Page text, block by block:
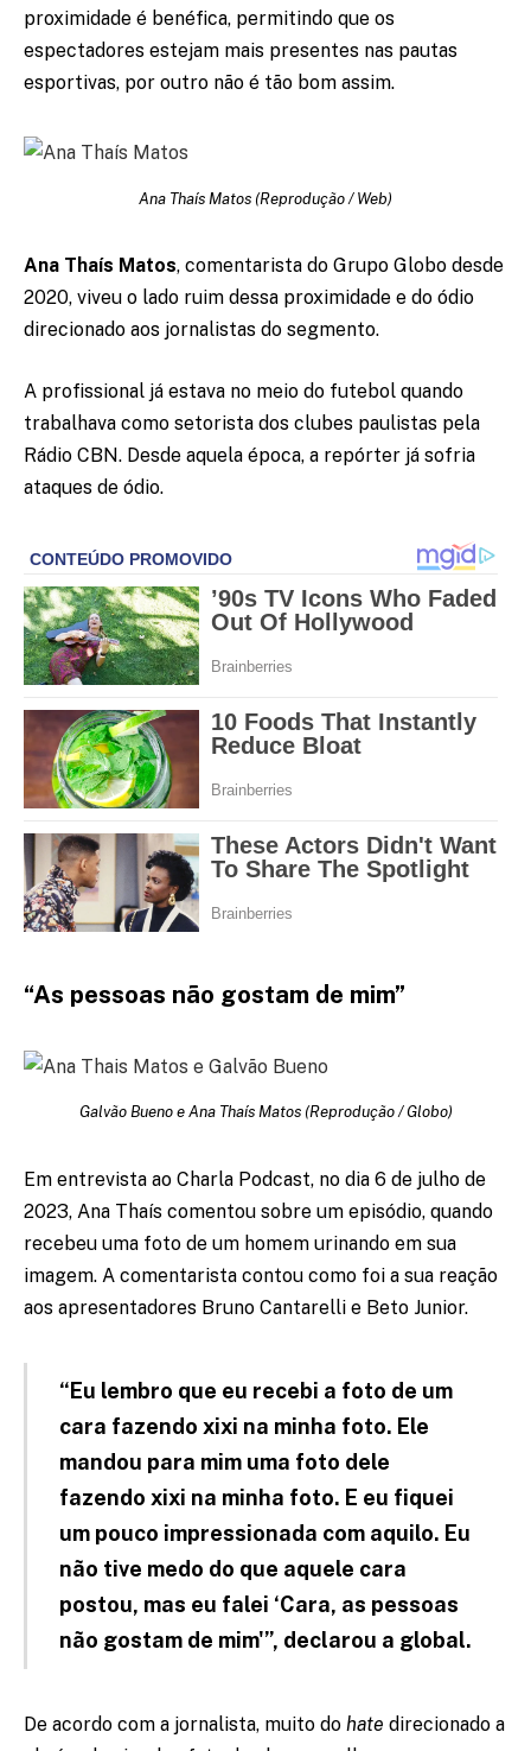
proximidade é benéfica, permitindo que os
espectadores estejam mais presentes nas pautas
esportivas, por outro não é tão bom assim.
Ana Thaís Matos (Reprodução / Web)
Ana Thaís Matos, comentarista do Grupo Globo desde
2020, viveu o lado ruim dessa proximidade e do ódio
direcionado aos jornalistas do segmento.
A profissional já estava no meio do futebol quando
trabalhava como setorista dos clubes paulistas pela
Rádio CBN. Desde aquela época, a repórter já sofria
ataques de ódio.
“As pessoas não gostam de mim”
Galvão Bueno e Ana Thaís Matos (Reprodução / Globo)
Em entrevista ao Charla Podcast, no dia 6 de julho de
2023, Ana Thaís comentou sobre um episódio, quando
recebeu uma foto de um homem urinando em sua
imagem. A comentarista contou como foi a sua reação
aos apresentadores Bruno Cantarelli e Beto Junior.
“Eu lembro que eu recebi a foto de um
cara fazendo xixi na minha foto. Ele
mandou para mim uma foto dele
fazendo xixi na minha foto. E eu fiquei
um pouco impressionada com aquilo. Eu
não tive medo do que aquele cara
postou, mas eu falei ‘Cara, as pessoas
não gostam de mim'”, declarou a global.
De acordo com a jornalista, muito do hate direcionado a